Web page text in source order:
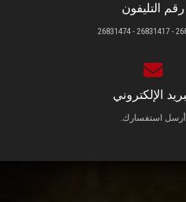
رقم التليفون
الإلكتروني
أرسل استفسارك.